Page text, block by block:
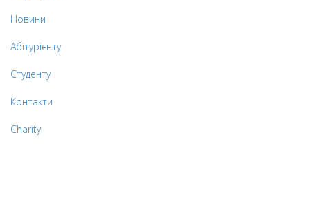
Новини
Абітурієнту
Студенту
Контакти
Charity